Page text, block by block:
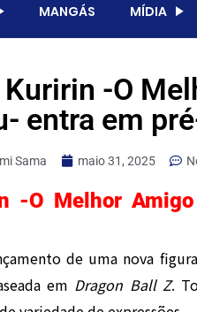
MANGÁS MÍDIA
-O
entra em
Sama maio 31, 2025
-O Melhor
de uma nova
em Dragon Ball Z.